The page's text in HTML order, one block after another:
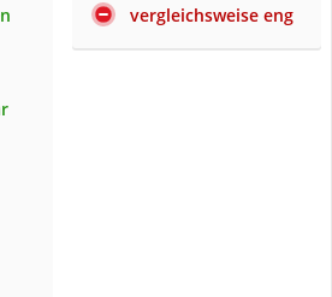
vergleichsweise eng